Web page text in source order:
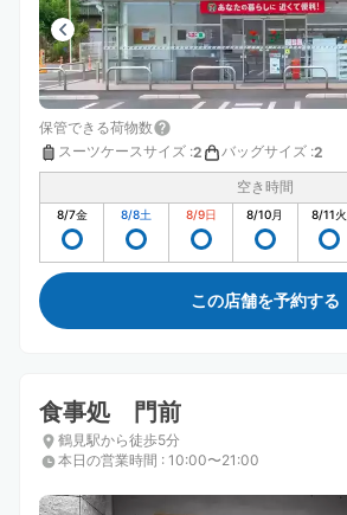
保管できる荷物数
スーツケースサイズ :2 バッグサイズ :2
空き時間
8/7金 8/8土 8/9日 8/10月 8/11火
この店舗を予約する
食事処 門前
鶴見駅から徒歩5分
本日の営業時間 : 10:00〜21:00